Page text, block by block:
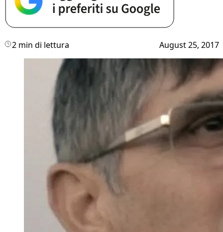
2 min di lettura August 25, 2017